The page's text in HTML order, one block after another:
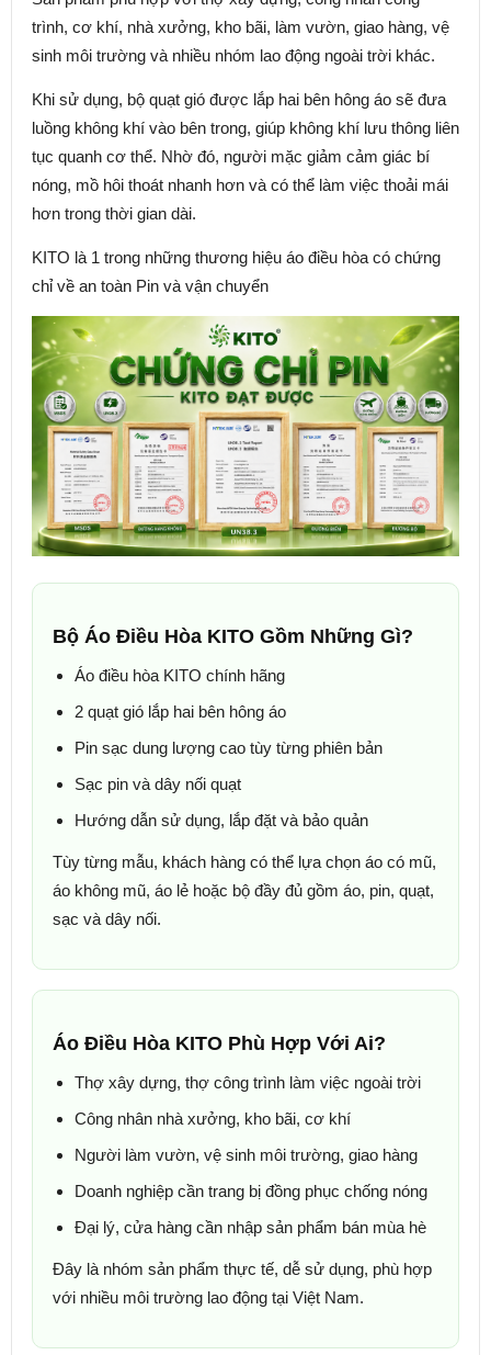
trình, cơ khí, nhà xưởng, kho bãi, làm vườn, giao hàng, vệ
sinh môi trường và nhiều nhóm lao động ngoài trời khác.
Khi sử dụng, bộ quạt gió được lắp hai bên hông áo sẽ đưa
luồng không khí vào bên trong, giúp không khí lưu thông liên
tục quanh cơ thể. Nhờ đó, người mặc giảm cảm giác bí
nóng, mồ hôi thoát nhanh hơn và có thể làm việc thoải mái
hơn trong thời gian dài.
KITO là 1 trong những thương hiệu áo điều hòa có chứng
chỉ về an toàn Pin và vận chuyển
Bộ Áo Điều Hòa KITO Gồm Những Gì?
Áo điều hòa KITO chính hãng
2 quạt gió lắp hai bên hông áo
Pin sạc dung lượng cao tùy từng phiên bản
Sạc pin và dây nối quạt
Hướng dẫn sử dụng, lắp đặt và bảo quản
Tùy từng mẫu, khách hàng có thể lựa chọn áo có mũ,
áo không mũ, áo lẻ hoặc bộ đầy đủ gồm áo, pin, quạt,
sạc và dây nối.
Áo Điều Hòa KITO Phù Hợp Với Ai?
Thợ xây dựng, thợ công trình làm việc ngoài trời
Công nhân nhà xưởng, kho bãi, cơ khí
Người làm vườn, vệ sinh môi trường, giao hàng
Doanh nghiệp cần trang bị đồng phục chống nóng
Đại lý, cửa hàng cần nhập sản phẩm bán mùa hè
Đây là nhóm sản phẩm thực tế, dễ sử dụng, phù hợp
với nhiều môi trường lao động tại Việt Nam.